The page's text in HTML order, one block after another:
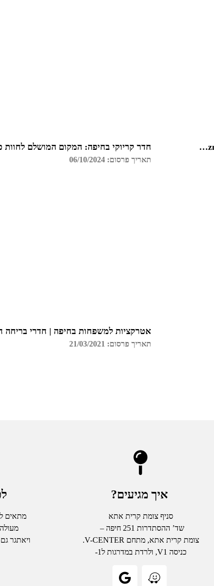
בילוי בטוח, מהנה וממוגן: למה לבחור ב-Funzmania לחדר הבריחה הבא שלכם בצפון?
תאריך פרסום: 06/10/2024
תאריך פרסום: 21/03/2021
איך מגיעים?
סניף צומת קרית אתא
שד’ ההסתדרות 251 חיפה –
צומת קרית אתא, מתחם V-CENTER.
כניסה V1, ולרדת במדרגות ל1-
מתאים
ויאתגר